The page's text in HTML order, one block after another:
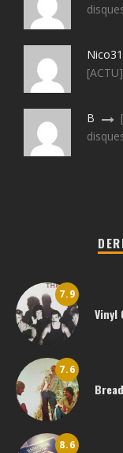
[ACTU]
B
7.9
Vinyl
7.6
8.6